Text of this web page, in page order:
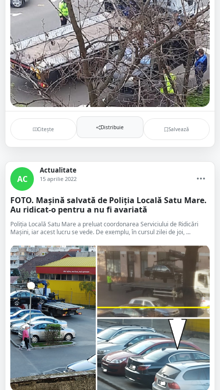
Citește Distribuie Salvează
AC
Actualitate
15 aprilie 2022
FOTO. Mașină salvată de Poliția Locală Satu Mare.
Au ridicat-o pentru a nu fi avariată
Poliția Locală Satu Mare a preluat coordonarea Serviciului de Ridicări
Mașini, iar acest lucru se vede. De exemplu, în cursul zilei de joi, ...